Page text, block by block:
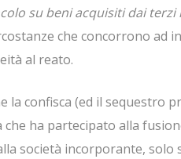
su beni acquisiti dai terzi
che concorrono ad
al reato.
la confisca (ed il sequestro
ha partecipato alla
società incorporante, solo